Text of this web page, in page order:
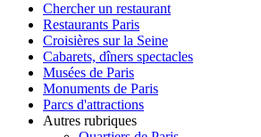
Chercher un restaurant
Restaurants Paris
Croisières sur la Seine
Cabarets, dîners spectacles
Musées de Paris
Monuments de Paris
Parcs d'attractions
Autres rubriques